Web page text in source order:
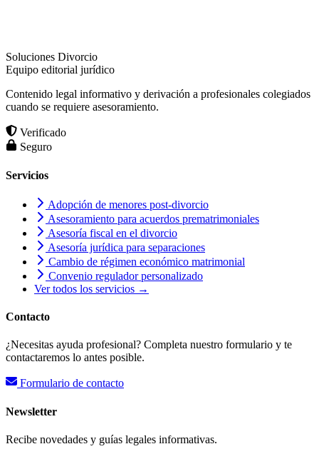
Soluciones Divorcio
Equipo editorial jurídico
Contenido legal informativo y derivación a profesionales colegiados
cuando se requiere asesoramiento.
Verificado
Seguro
Servicios
Adopción de menores post-divorcio
Asesoramiento para acuerdos prematrimoniales
Asesoría fiscal en el divorcio
Asesoría jurídica para separaciones
Cambio de régimen económico matrimonial
Convenio regulador personalizado
Ver todos los servicios →
Contacto
¿Necesitas ayuda profesional? Completa nuestro formulario y te
contactaremos lo antes posible.
Formulario de contacto
Newsletter
Recibe novedades y guías legales informativas.